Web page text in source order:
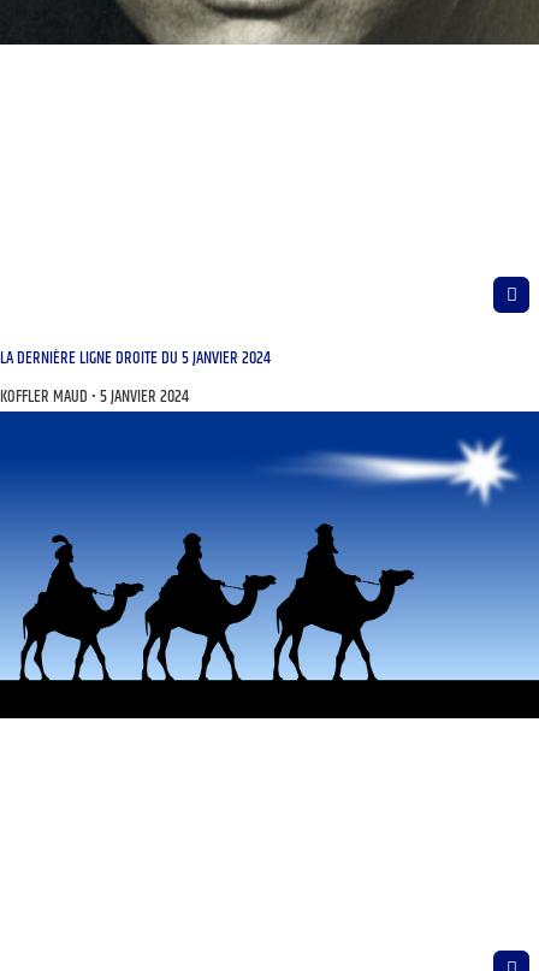
LA DERNIÈRE LIGNE DROITE DU 5 JANVIER 2024
KOFFLER MAUD 5 JANVIER 2024